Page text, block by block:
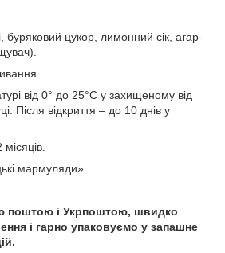
буряковий цукор, лимонний сік, агар-
від 0° до 25°С у захищеному від
Після відкриття – до 10 днів у
мармуляди»
поштою і Укрпоштою, швидко
і гарно упаковуємо у запашне